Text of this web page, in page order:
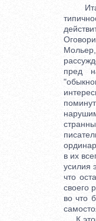
Итак,
пред
в их
усилия
что
своего
во что